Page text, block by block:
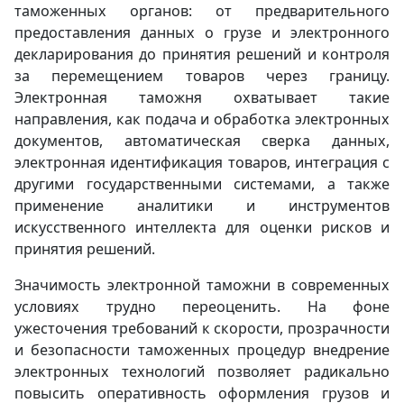
таможенных органов: от предварительного
предоставления данных о грузе и электронного
декларирования до принятия решений и контроля
за перемещением товаров через границу.
Электронная таможня охватывает такие
направления, как подача и обработка электронных
документов, автоматическая сверка данных,
электронная идентификация товаров, интеграция с
другими государственными системами, а также
применение аналитики и инструментов
искусственного интеллекта для оценки рисков и
принятия решений.
Значимость электронной таможни в современных
условиях трудно переоценить. На фоне
ужесточения требований к скорости, прозрачности
и безопасности таможенных процедур внедрение
электронных технологий позволяет радикально
повысить оперативность оформления грузов и